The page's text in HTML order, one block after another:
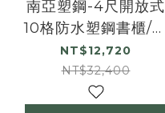
南亞塑鋼-4尺開放式
10格防水塑鋼書櫃/十
格收納櫃/展示櫃
NT$12,720
NT$32,400